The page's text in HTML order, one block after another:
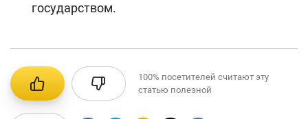
государством.
100% посетителей считают эту
статью полезной